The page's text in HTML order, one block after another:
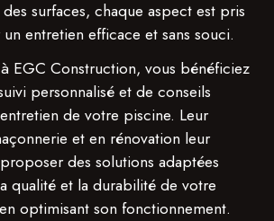
surfaces, chaque aspect est pris
entretien efficace et sans souci.
EGC Construction, vous bénéficiez
personnalisé et de conseils
de votre piscine. Leur
et en rénovation leur
des solutions adaptées
qualité et la durabilité de votre
optimisant son fonctionnement.